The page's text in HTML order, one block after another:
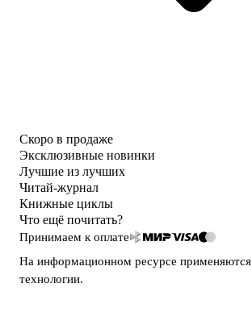
Скоро в продаже
Эксклюзивные новинки
Лучшие из лучших
Читай-журнал
Книжные циклы
Что ещё почитать?
Принимаем к оплате
На информационном ресурсе применяются
технологии.